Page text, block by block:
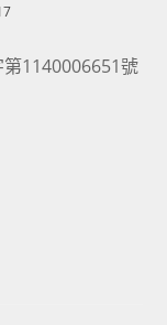
1140006651號